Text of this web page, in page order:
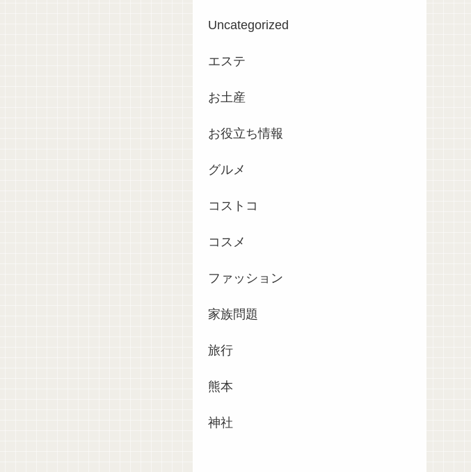
Uncategorized
エステ
お土産
お役立ち情報
グルメ
コストコ
コスメ
ファッション
家族問題
旅行
熊本
神社